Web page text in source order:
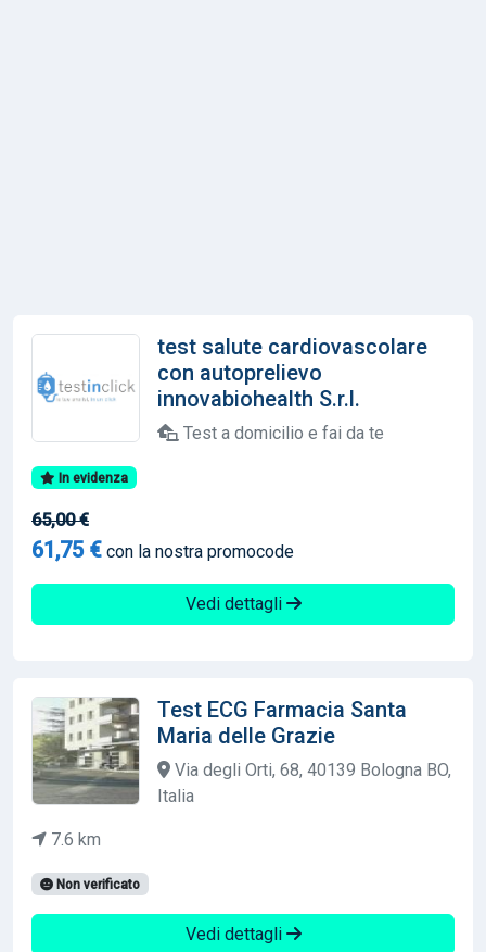
test salute cardiovascolare
con autoprelievo
innovabiohealth S.r.l.
Test a domicilio e fai da te
In evidenza
65,00 €
61,75 € con la nostra promocode
Vedi dettagli
Test ECG Farmacia Santa
Maria delle Grazie
Via degli Orti, 68, 40139 Bologna BO,
Italia
7.6 km
Non verificato
Vedi dettagli